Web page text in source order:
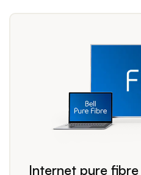
Internet pure